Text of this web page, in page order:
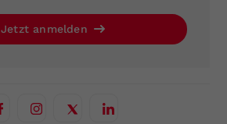
Jetzt anmelden